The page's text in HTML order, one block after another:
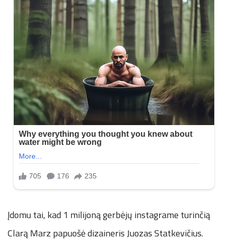
Įdomu tai, kad 1 milijoną gerbėjų instagrame turinčią
Clarą Marz papuošė dizaineris Juozas Statkevičius.